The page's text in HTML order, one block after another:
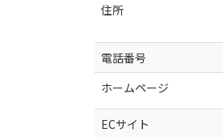
住所
電話番号
ホームページ
ECサイト